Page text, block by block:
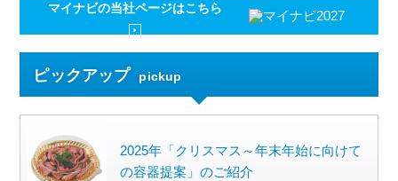
マイナビの当社ページはこちら
ピックアップ pickup
2025年「クリスマス～年末年始に向けて
の容器提案」のご紹介